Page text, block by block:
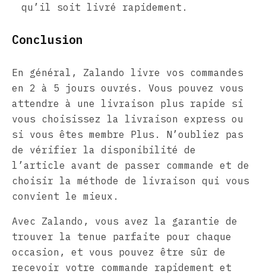
qu’il soit livré rapidement.
Conclusion
En général, Zalando livre vos commandes
en 2 à 5 jours ouvrés. Vous pouvez vous
attendre à une livraison plus rapide si
vous choisissez la livraison express ou
si vous êtes membre Plus. N’oubliez pas
de vérifier la disponibilité de
l’article avant de passer commande et de
choisir la méthode de livraison qui vous
convient le mieux.
Avec Zalando, vous avez la garantie de
trouver la tenue parfaite pour chaque
occasion, et vous pouvez être sûr de
recevoir votre commande rapidement et